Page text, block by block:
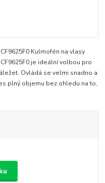
Kulmofén na vlasy
je ideální volbou pro
Ovládá se velmi snadno a
plný objemu bez ohledu na to,